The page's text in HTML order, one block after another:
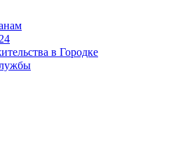
в Городке